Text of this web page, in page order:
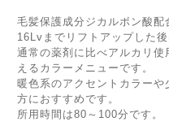
毛髪保護成分ジカルボン酸配
16Lvまでリフトアップした後
通常の薬剤に比べアルカリ
えるカラーメニューです。
暖色系のアクセントカラー
方におすすめです。
所用時間は80～100分です。